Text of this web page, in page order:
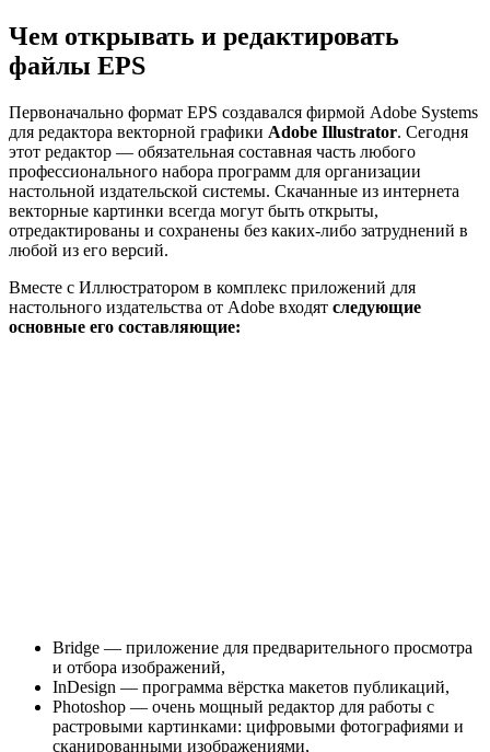
Чем открывать и редактировать
файлы EPS
Первоначально формат EPS создавался фирмой Adobe Systems
для редактора векторной графики Adobe Illustrator. Сегодня
этот редактор — обязательная составная часть любого
профессионального набора программ для организации
настольной издательской системы. Скачанные из интернета
векторные картинки всегда могут быть открыты,
отредактированы и сохранены без каких-либо затруднений в
любой из его версий.
Вместе с Иллюстратором в комплекс приложений для
настольного издательства от Adobe входят следующие
основные его составляющие:
Bridge — приложение для предварительного просмотра
и отбора изображений,
InDesign — программа вёрстка макетов публикаций,
Photoshop — очень мощный редактор для работы с
растровыми картинками: цифровыми фотографиями и
сканированными изображениями,